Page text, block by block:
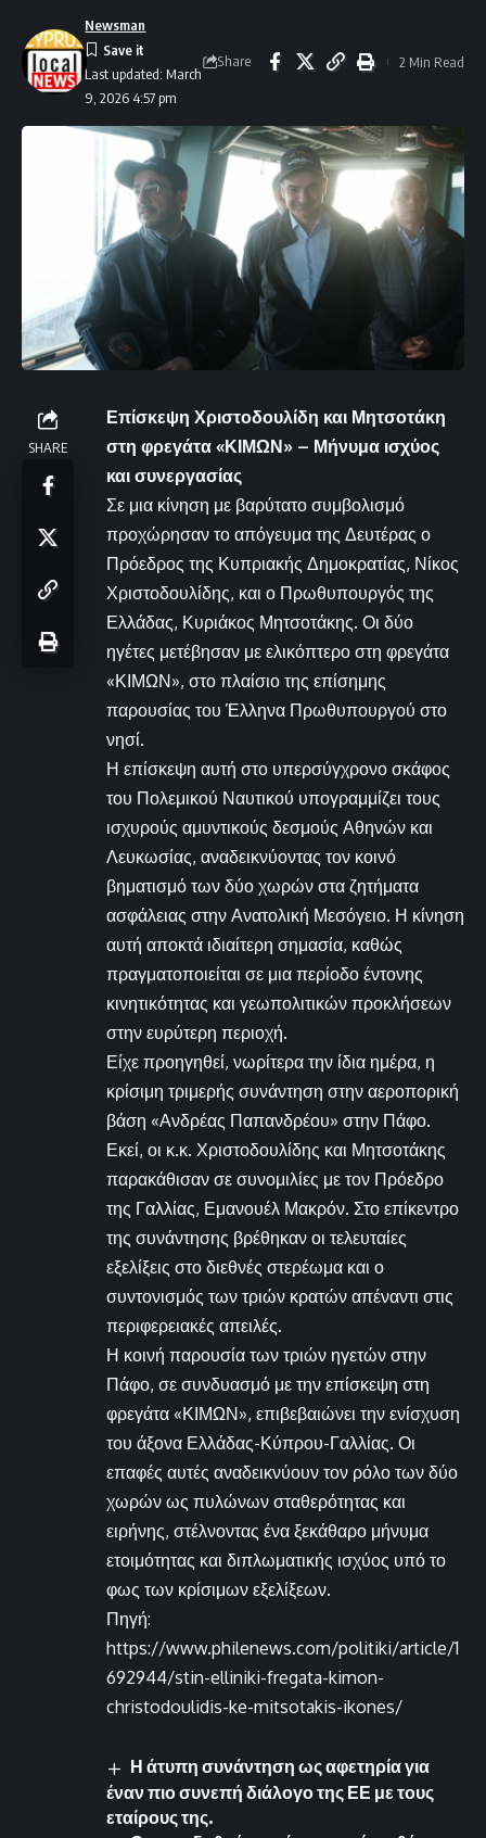
Last updated: March
9, 2026 4:57 pm
Newsman
Share 2 Min Read
SHARE
Επίσκεψη Χριστοδουλίδη και Μητσοτάκη
στη φρεγάτα «ΚΙΜΩΝ» – Μήνυμα ισχύος
και συνεργασίας
Σε μια κίνηση με βαρύτατο συμβολισμό
προχώρησαν το απόγευμα της Δευτέρας ο
Πρόεδρος της Κυπριακής Δημοκρατίας, Νίκος
Χριστοδουλίδης, και ο Πρωθυπουργός της
Ελλάδας, Κυριάκος Μητσοτάκης. Οι δύο
ηγέτες μετέβησαν με ελικόπτερο στη φρεγάτα
«ΚΙΜΩΝ», στο πλαίσιο της επίσημης
παρουσίας του Έλληνα Πρωθυπουργού στο
νησί.
Η επίσκεψη αυτή στο υπερσύγχρονο σκάφος
του Πολεμικού Ναυτικού υπογραμμίζει τους
ισχυρούς αμυντικούς δεσμούς Αθηνών και
Λευκωσίας, αναδεικνύοντας τον κοινό
βηματισμό των δύο χωρών στα ζητήματα
ασφάλειας στην Ανατολική Μεσόγειο. Η κίνηση
αυτή αποκτά ιδιαίτερη σημασία, καθώς
πραγματοποιείται σε μια περίοδο έντονης
κινητικότητας και γεωπολιτικών προκλήσεων
στην ευρύτερη περιοχή.
Είχε προηγηθεί, νωρίτερα την ίδια ημέρα, η
κρίσιμη τριμερής συνάντηση στην αεροπορική
βάση «Ανδρέας Παπανδρέου» στην Πάφο.
Εκεί, οι κ.κ. Χριστοδουλίδης και Μητσοτάκης
παρακάθισαν σε συνομιλίες με τον Πρόεδρο
της Γαλλίας, Εμανουέλ Μακρόν. Στο επίκεντρο
της συνάντησης βρέθηκαν οι τελευταίες
εξελίξεις στο διεθνές στερέωμα και ο
συντονισμός των τριών κρατών απέναντι στις
περιφερειακές απειλές.
Η κοινή παρουσία των τριών ηγετών στην
Πάφο, σε συνδυασμό με την επίσκεψη στη
φρεγάτα «ΚΙΜΩΝ», επιβεβαιώνει την ενίσχυση
του άξονα Ελλάδας-Κύπρου-Γαλλίας. Οι
επαφές αυτές αναδεικνύουν τον ρόλο των δύο
χωρών ως πυλώνων σταθερότητας και
ειρήνης, στέλνοντας ένα ξεκάθαρο μήνυμα
ετοιμότητας και διπλωματικής ισχύος υπό το
φως των κρίσιμων εξελίξεων.
Πηγή:
https://www.philenews.com/politiki/article/1
692944/stin-elliniki-fregata-kimon-
christodoulidis-ke-mitsotakis-ikones/
Η άτυπη συνάντηση ως αφετηρία για
έναν πιο συνεπή διάλογο της ΕΕ με τους
εταίρους της.